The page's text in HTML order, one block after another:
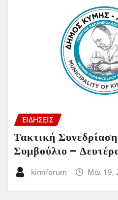
ΕΙΔΗΣΕΙΣ
Τακτική
Συμβούλιο –
kimiforum Μάι 19,